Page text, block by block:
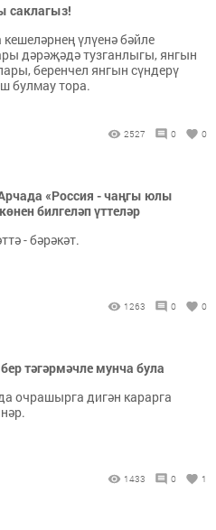
саклагыз!
үлүенә бәйле
дәрәҗәдә тузганлыгы, янгын
беренчел янгын сүндерү
булмау тора.
2527 0 0
«Россия - чаңгы юлы
билгеләп үттеләр
- бәрәкәт.
1263 0 0
тәгәрмәчле мунча була
очрашырга дигән карарга
1433 0 1